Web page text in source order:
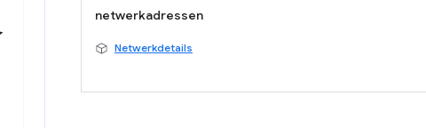
netwerkadressen
Netwerkdetails